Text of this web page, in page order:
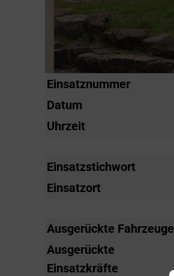
Einsatznummer
Datum
Uhrzeit
Einsatzstichwort
Einsatzort
Ausgerückte Fahrzeuge
Ausgerückte
Einsatzkräfte